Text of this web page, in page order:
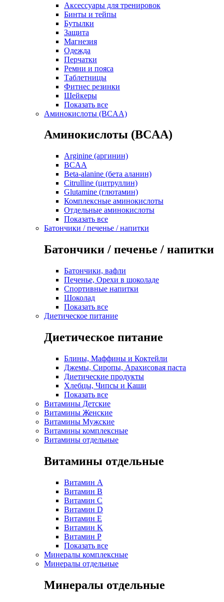
Аксессуары для тренировок
Бинты и тейпы
Бутылки
Защита
Магнезия
Одежда
Перчатки
Ремни и пояса
Таблетницы
Фитнес резинки
Шейкеры
Показать все
Аминокислоты (BCAA)
Аминокислоты (BCAA)
Arginine (аргинин)
BCAA
Beta-alanine (бета аланин)
Citrulline (цитруллин)
Glutamine (глютамин)
Комплексные аминокислоты
Отдельные аминокислоты
Показать все
Батончики / печенье / напитки
Батончики / печенье / напитки
Батончики, вафли
Печенье, Орехи в шоколаде
Спортивные напитки
Шоколад
Показать все
Диетическое питание
Диетическое питание
Блины, Маффины и Коктейли
Джемы, Сиропы, Арахисовая паста
Диетические продукты
Хлебцы, Чипсы и Каши
Показать все
Витамины Детские
Витамины Женские
Витамины Мужские
Витамины комплексные
Витамины отдельные
Витамины отдельные
Витамин A
Витамин B
Витамин C
Витамин D
Витамин E
Витамин K
Витамин P
Показать все
Минералы комплексные
Минералы отдельные
Минералы отдельные